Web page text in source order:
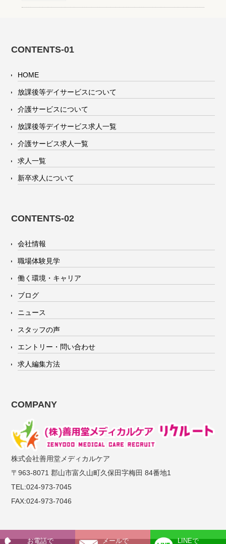
お電話で メールで LINEで
CONTENTS-01
HOME
放課後等デイサービスについて
介護サービスについて
放課後等デイサービス求人一覧
介護サービス求人一覧
求人一覧
新卒求人について
CONTENTS-02
会社情報
職場体験見学
働く環境・キャリア
ブログ
ニュース
スタッフの声
エントリー・問い合わせ
求人編集方法
COMPANY
株式会社善用堂メディカルケア
〒963-8071 郡山市富久山町久保田字梅田 84番地1
TEL:024-973-7045
FAX:024-973-7046